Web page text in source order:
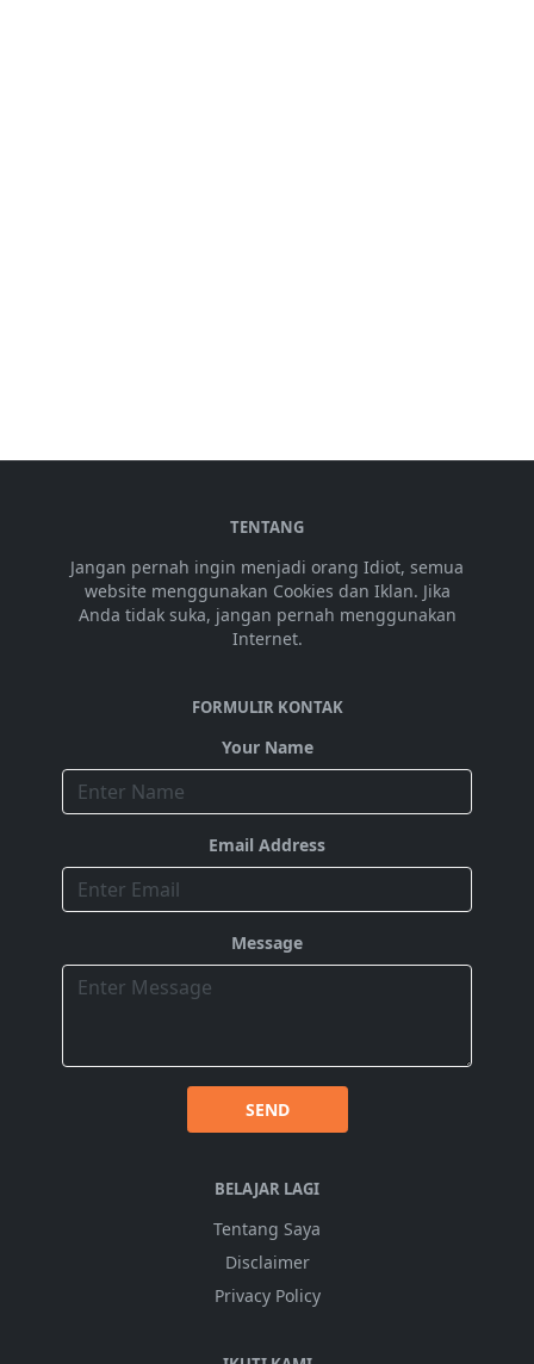
TENTANG
Jangan pernah ingin menjadi orang Idiot, semua
website menggunakan Cookies dan Iklan. Jika
Anda tidak suka, jangan pernah menggunakan
Internet.
FORMULIR KONTAK
Your Name
Email Address
Message
SEND
BELAJAR LAGI
Tentang Saya
Disclaimer
Privacy Policy